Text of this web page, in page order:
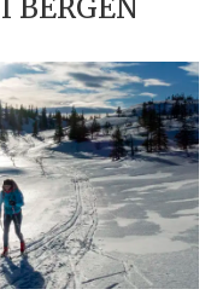
BERGEN